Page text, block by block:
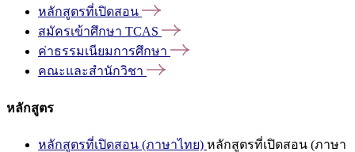
หลักสูตรที่เปิดสอน
สมัครเข้าศึกษา TCAS
ค่าธรรมเนียมการศึกษา
คณะและสำนักวิชา
หลักสูตร
หลักสูตรที่เปิดสอน (ภาษาไทย) หลักสูตรที่เปิดสอน (ภาษา